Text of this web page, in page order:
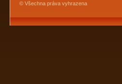
© Všechna práva vyhrazena